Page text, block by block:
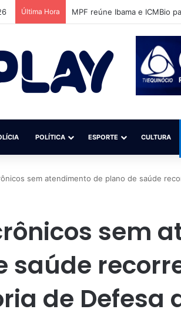
Última Hora MPF reúne Ibama e ICMBio
POLÍTICA ESPORTE CULTURA
sem atendimento de plano de saúde
sem
saúde
de Defesa